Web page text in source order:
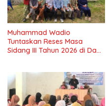
Muhammad Wadio
Tuntaskan Reses Masa
Sidang III Tahun 2026 di Dapil